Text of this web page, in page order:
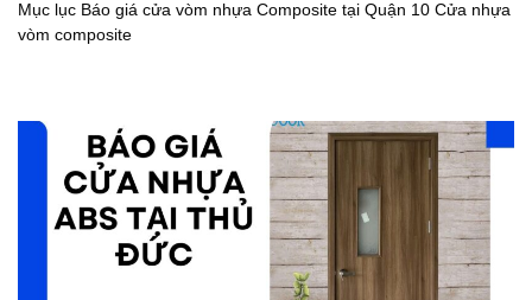
Mục lục Báo giá cửa vòm nhựa Composite tại Quận 10 Cửa nhựa
vòm composite